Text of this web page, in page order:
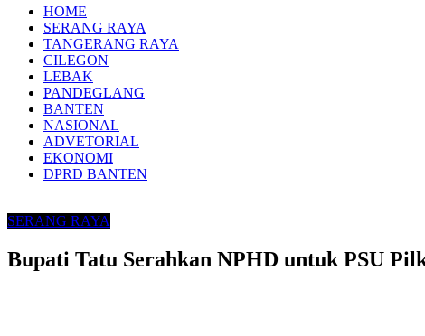
HOME
SERANG RAYA
TANGERANG RAYA
CILEGON
LEBAK
PANDEGLANG
BANTEN
NASIONAL
ADVETORIAL
EKONOMI
DPRD BANTEN
SERANG RAYA
Bupati Tatu Serahkan NPHD untuk PSU